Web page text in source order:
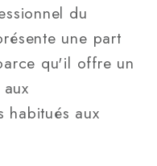
du
une part
qu'il offre un
habitués aux